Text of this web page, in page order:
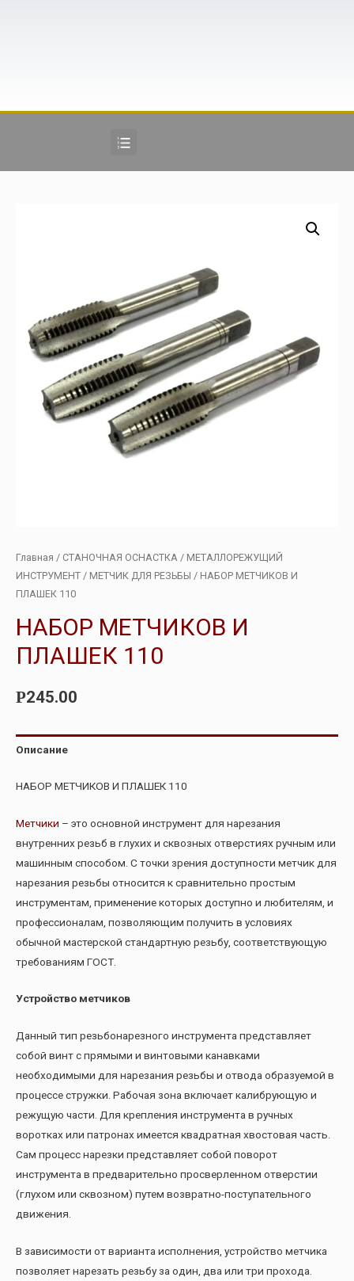
Главная / СТАНОЧНАЯ ОСНАСТКА / МЕТАЛЛОРЕЖУЩИЙ
ИНСТРУМЕНТ / МЕТЧИК ДЛЯ РЕЗЬБЫ / НАБОР МЕТЧИКОВ И
ПЛАШЕК 110
НАБОР МЕТЧИКОВ И
ПЛАШЕК 110
Р245.00
Описание
НАБОР МЕТЧИКОВ И ПЛАШЕК 110
Метчики – это основной инструмент для нарезания
внутренних резьб в глухих и сквозных отверстиях ручным или
машинным способом. С точки зрения доступности метчик для
нарезания резьбы относится к сравнительно простым
инструментам, применение которых доступно и любителям, и
профессионалам, позволяющим получить в условиях
обычной мастерской стандартную резьбу, соответствующую
требованиям ГОСТ.
Устройство метчиков
Данный тип резьбонарезного инструмента представляет
собой винт с прямыми и винтовыми канавками
необходимыми для нарезания резьбы и отвода образуемой в
процессе стружки. Рабочая зона включает калибрующую и
режущую части. Для крепления инструмента в ручных
воротках или патронах имеется квадратная хвостовая часть.
Сам процесс нарезки представляет собой поворот
инструмента в предварительно просверленном отверстии
(глухом или сквозном) путем возвратно-поступательного
движения.
В зависимости от варианта исполнения, устройство метчика
позволяет нарезать резьбу за один, два или три прохода.